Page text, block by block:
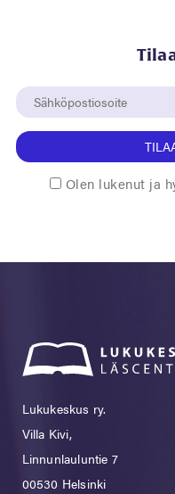
Olen lukenut ja
Lukukeskus ry.
Villa Kivi,
Linnunlauluntie 7
00530 Helsinki